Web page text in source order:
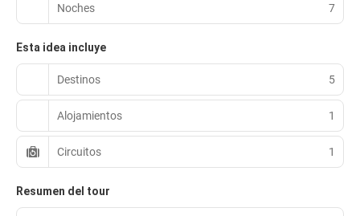
Noches 7
Esta idea incluye
Destinos 5
Alojamientos 1
Circuitos 1
Resumen del tour